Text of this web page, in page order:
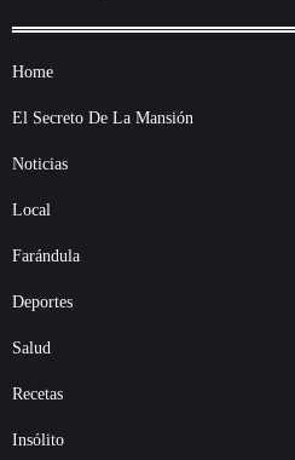
Home
El Secreto De La Mansión
Noticias
Local
Farándula
Deportes
Salud
Recetas
Insólito